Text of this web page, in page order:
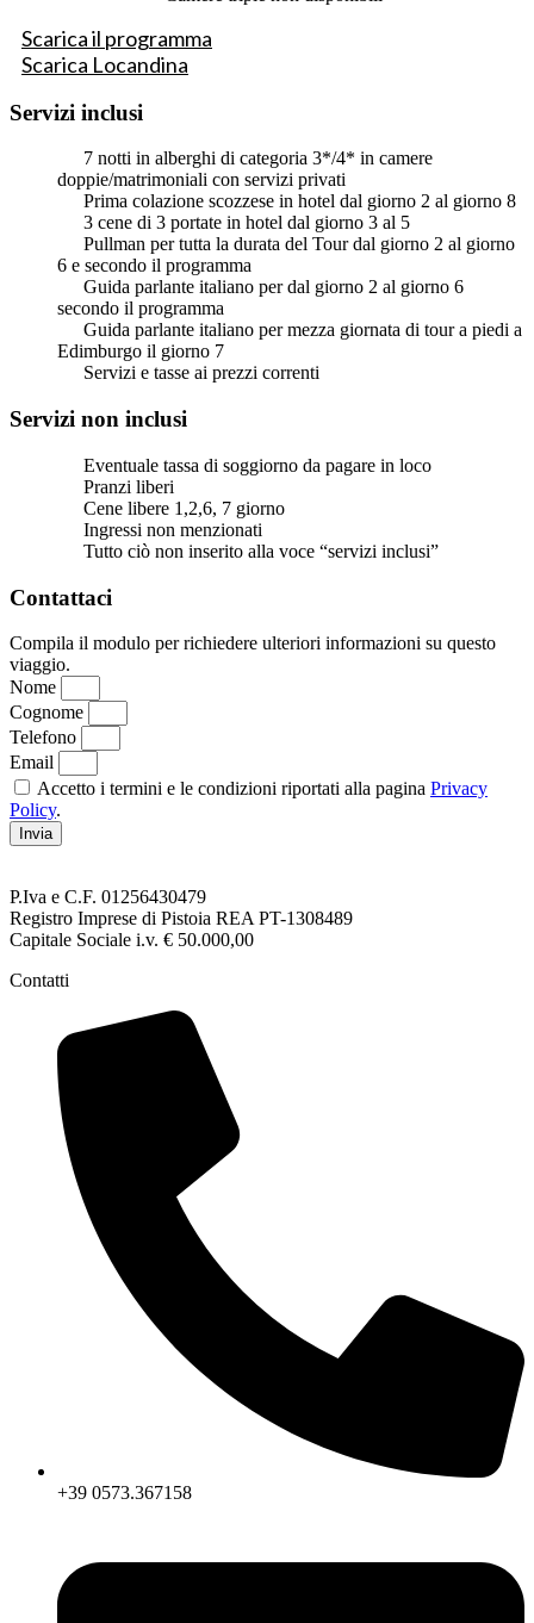
Scarica il programma
Scarica Locandina
Servizi inclusi
7 notti in alberghi di categoria 3*/4* in camere
doppie/matrimoniali con servizi privati
Prima colazione scozzese in hotel dal giorno 2 al giorno 8
3 cene di 3 portate in hotel dal giorno 3 al 5
Pullman per tutta la durata del Tour dal giorno 2 al giorno
6 e secondo il programma
Guida parlante italiano per dal giorno 2 al giorno 6
secondo il programma
Guida parlante italiano per mezza giornata di tour a piedi a
Edimburgo il giorno 7
Servizi e tasse ai prezzi correnti
Servizi non inclusi
Eventuale tassa di soggiorno da pagare in loco
Pranzi liberi
Cene libere 1,2,6, 7 giorno
Ingressi non menzionati
Tutto ciò non inserito alla voce “servizi inclusi”
Contattaci
Compila il modulo per richiedere ulteriori informazioni su questo
viaggio.
Nome
Cognome
Telefono
Email
Accetto i termini e le condizioni riportati alla pagina Privacy
Policy.
Invia
P.Iva e C.F. 01256430479
Registro Imprese di Pistoia REA PT-1308489
Capitale Sociale i.v. € 50.000,00
Contatti
+39 0573.367158